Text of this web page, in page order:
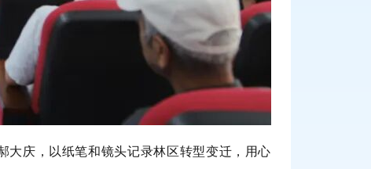
大庆，以纸笔和镜头记录林区转型变迁，用心